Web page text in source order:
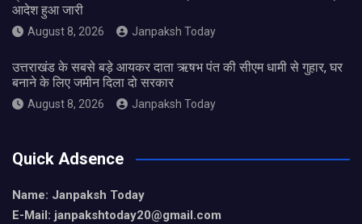
आदेश हुआ जारी
August 8, 2026 Janpaksh Today
उत्तराखंड के सबसे बड़े आयकर दाता ऋषभ पंत की सीएम धामी से गुहार, घर
बनाने के लिए जमीन दिला दो सरकार
August 8, 2026 Janpaksh Today
Quick Adsence
Name: Janpaksh Today
E-Mail: janpakshtoday20@gmail.com